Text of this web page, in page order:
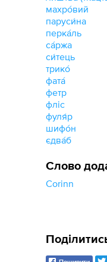
махро́вий
паруси́на
перка́ль
са́ржа
си́тець
трико́
фата́
фетр
фліс
фуля́р
шифо́н
єдва́б
Слово
Corinn